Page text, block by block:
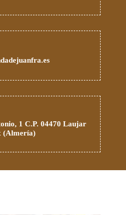
1 C.P. 04470 Laujar
(Almería)